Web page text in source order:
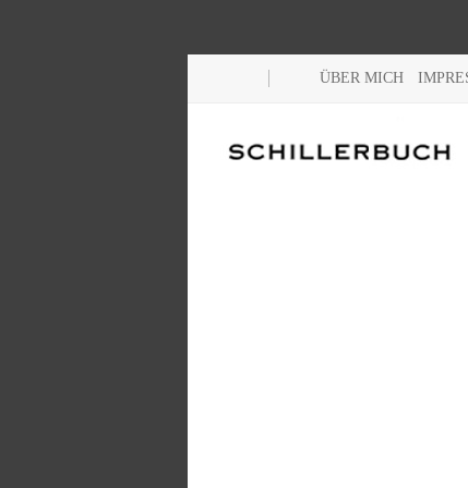
ÜBER MICH